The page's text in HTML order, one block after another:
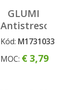
GLUMI
Antistresová
loptička
farbu
Kód: M1731033
MOC: € 3,79